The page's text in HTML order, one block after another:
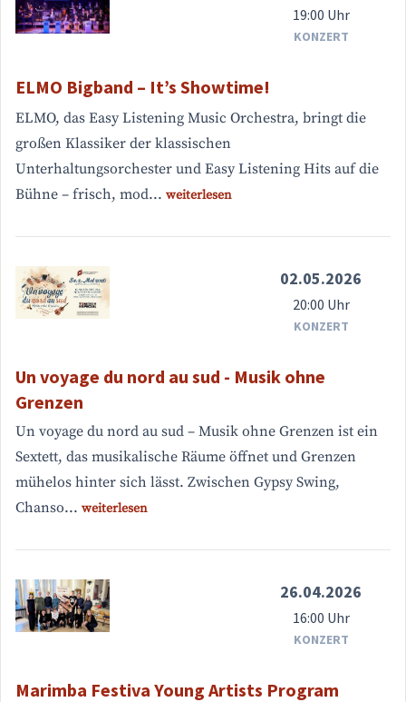
19:00 Uhr
KONZERT
ELMO Bigband – It’s Showtime!
ELMO, das Easy Listening Music Orchestra, bringt die
großen Klassiker der klassischen
Unterhaltungsorchester und Easy Listening Hits auf die
Bühne – frisch, mod... weiterlesen
02.05.2026
20:00 Uhr
KONZERT
Un voyage du nord au sud - ⁠Musik ohne
Grenzen
Un voyage du nord au sud – Musik ohne Grenzen ist ein
Sextett, das musikalische Räume öffnet und Grenzen
mühelos hinter sich lässt. Zwischen Gypsy Swing,
Chanso... weiterlesen
26.04.2026
16:00 Uhr
KONZERT
Marimba Festiva Young Artists Program